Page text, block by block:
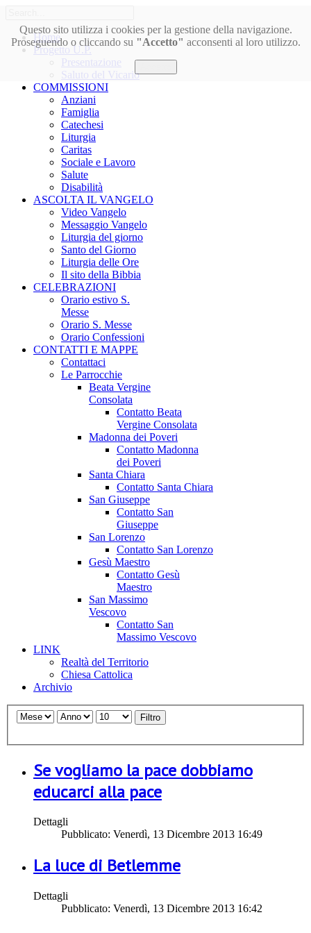
Questo sito utilizza i cookies per la gestione della navigazione.
Proseguendo o cliccando su "Accetto" acconsenti al loro utilizzo.
Home
Progetto U.P.
Presentazione
Saluto del Vicario
COMMISSIONI
Anziani
Famiglia
Catechesi
Liturgia
Caritas
Sociale e Lavoro
Salute
Disabilità
ASCOLTA IL VANGELO
Video Vangelo
Messaggio Vangelo
Liturgia del giorno
Santo del Giorno
Liturgia delle Ore
Il sito della Bibbia
CELEBRAZIONI
Orario estivo S.
Messe
Orario S. Messe
Orario Confessioni
CONTATTI E MAPPE
Contattaci
Le Parrocchie
Beata Vergine
Consolata
Contatto Beata
Vergine Consolata
Madonna dei Poveri
Contatto Madonna
dei Poveri
Santa Chiara
Contatto Santa Chiara
San Giuseppe
Contatto San
Giuseppe
San Lorenzo
Contatto San Lorenzo
Gesù Maestro
Contatto Gesù
Maestro
San Massimo
Vescovo
Contatto San
Massimo Vescovo
LINK
Realtà del Territorio
Chiesa Cattolica
Archivio
Filtro
Se vogliamo la pace dobbiamo
educarci alla pace
Dettagli
Pubblicato: Venerdì, 13 Dicembre 2013 16:49
La luce di Betlemme
Dettagli
Pubblicato: Venerdì, 13 Dicembre 2013 16:42